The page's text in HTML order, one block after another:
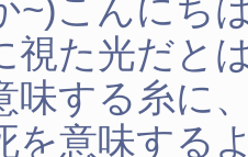
~)こんにち
視た光だと
味する糸に
を意味する